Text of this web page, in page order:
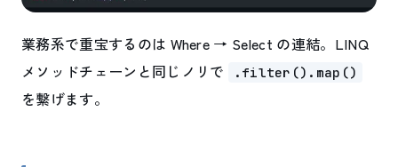
業務系で重宝するのは Where → Select の連結。LINQ
メソッドチェーンと同じノリで
.filter().map()
を繋げます。